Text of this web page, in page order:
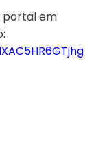
portal em